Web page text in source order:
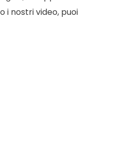
i nostri video, puoi